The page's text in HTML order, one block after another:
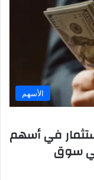
الأسهم
في أسهم
سوق